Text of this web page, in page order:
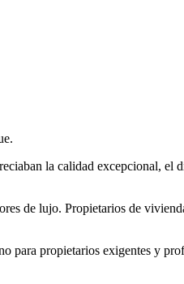
la calidad excepcional, el
de lujo. Propietarios de
para propietarios exigentes y